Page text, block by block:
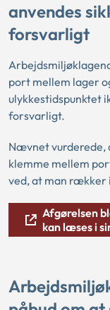
anvendes
forsvarligt
port mellem lager
ulykkestidspunktet
forsvarligt.
Nævnet vurderede,
klemme mellem
ved, at man rækker
Afgørelsen
kan læses i